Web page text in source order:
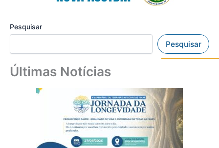
Pesquisar
Pesquisar
Últimas Notícias